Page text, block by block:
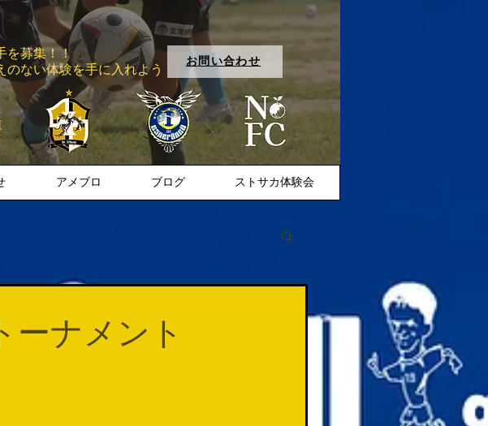
お問い合わせ
を募集！！
のない体験を手に入れよう
アメブロ ブログ ストサカ体験会
ーナメント